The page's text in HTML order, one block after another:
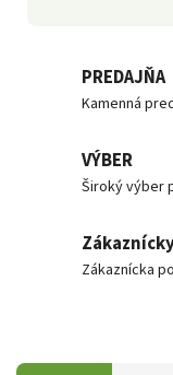
PREDAJŇA
Kamenná
VÝBER
Široký výber
Zákaznícka